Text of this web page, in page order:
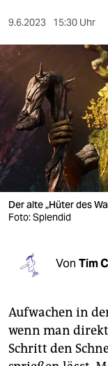
kultur
sport
berlin
nord
wahrheit
verlag
verlag
shop
unterstützen
abo
9.6.2023 15:30 Uhr
Der alte „Hüter des
Foto: Splendid
Von Tim
Aufwachen in
wenn man
Schritt den